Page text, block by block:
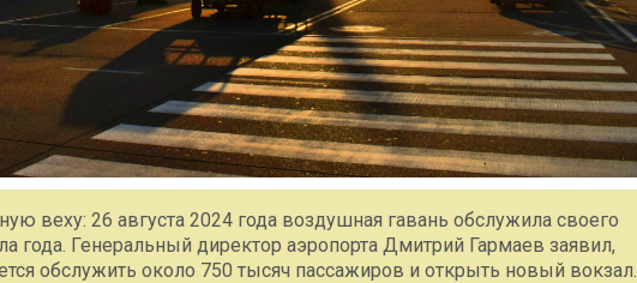
веху: 26 августа 2024 года воздушная гавань обслужила своего
года. Генеральный директор аэропорта Дмитрий Гармаев заявил,
обслужить около 750 тысяч пассажиров и открыть новый вокзал.